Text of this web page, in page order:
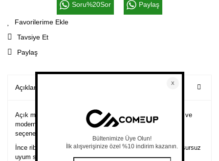
Soru%20Sor Paylaş
Tavsiye Et
Paylaş
Açıklama
Açık mavinin en güzel tonuna sahip ribli spor crop üst, zarif ve
modern görünümüyle günlük ve spor aktivitelerinde ideal bir
seçenektir.
İnce rib dokusu ve elastik kumaşı bedenin hareketlerine kusursuz
uyum sağlar, sırt çapraz askı tasarımı ile görünümü